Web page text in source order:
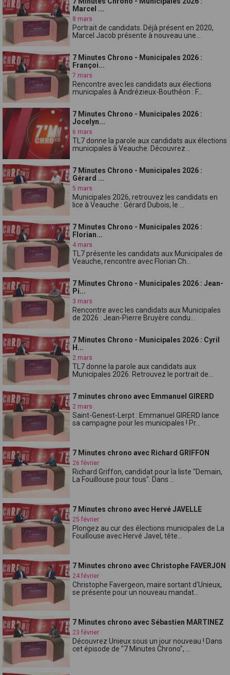
Marcel ...
8 mars
Portrait de candidats. Déjà présent en 2020,
Marcel Jacob présente à nouveau une...
7 Minutes Chrono - Municipales 2026 :
Françoi...
7 mars
Rencontre avec les candidats aux élections
municipales à Andrézieux-Bouthéon : F...
7 Minutes Chrono - Municipales 2026 :
Jocelyn...
6 mars
TL7 donne la parole aux candidats aux élections
municipales à Veauche. Découvrez...
7 Minutes Chrono - Municipales 2026 :
Gérard ...
5 mars
Municipales 2026, retrouvez les candidats en
lice à Veauche : Gérard Dubois, le ...
7 Minutes Chrono - Municipales 2026 :
Florian...
4 mars
TL7 présente les candidats aux Municipales de
Veauche, rencontre avec Florian Ch...
7 Minutes Chrono - Municipales 2026 : Jean-
Pi...
3 mars
Rencontre avec les candidats aux Municipales
de 2026 : Jean-Pierre Bruyère condu...
7 Minutes Chrono - Municipales 2026 : Cyril
H...
2 mars
TL7 donne la parole aux candidats aux
Municipales 2026. Retrouvez le portrait de...
7 minutes chrono avec Emmanuel GIRERD
2 mars
Saint-Genest-Lerpt : Emmanuel GIRERD lance
sa campagne pour les municipales ! Pr...
7 Minutes chrono avec Richard GRIFFON
26 février
Richard Griffon, candidat pour la liste "Demain,
La Fouillouse pour tous". Dans ...
7 Minutes chrono avec Hervé JAVELLE
25 février
Plongez au cur des élections municipales de La
Fouillouse avec Hervé Javel, tête...
7 Minutes chrono avec Christophe FAVERJON
24 février
Christophe Favergeon, maire sortant d'Unieux,
se présente pour un nouveau mandat...
7 Minutes chrono avec Sébastien MARTINEZ
23 février
Découvrez Unieux sous un jour nouveau ! Dans
cet épisode de "7 Minutes Chrono", ...